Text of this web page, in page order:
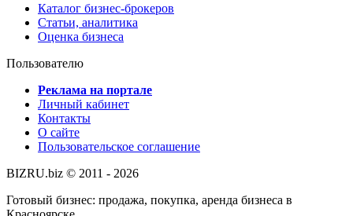
Каталог бизнес-брокеров
Статьи, аналитика
Оценка бизнеса
Пользователю
Реклама на портале
Личный кабинет
Контакты
О сайте
Пользовательское соглашение
BIZRU.biz © 2011 - 2026
Готовый бизнес: продажа, покупка, аренда бизнеса в